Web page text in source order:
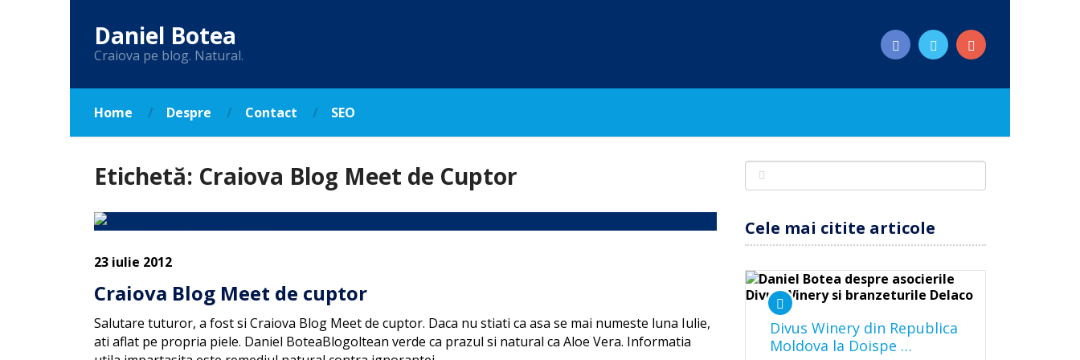
Daniel Botea
Craiova pe blog. Natural.
Home Despre Contact SEO
Etichetă: Craiova Blog Meet de Cuptor
23 iulie 2012
Craiova Blog Meet de cuptor
Salutare tuturor, a fost si Craiova Blog Meet de cuptor. Daca nu stiati ca asa se mai numeste luna Iulie,
ati aflat pe propria piele. Daniel BoteaBlogoltean verde ca prazul si natural ca Aloe Vera. Informatia
Cele mai citite articole
Divus Winery din Republica
Moldova la Doispe …